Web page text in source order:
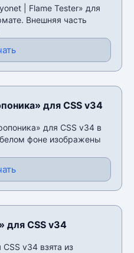
| Flame Tester» для
Внешняя часть
для CSS v34
для CSS v34 в
фоне изображены
для CSS v34
v34 взята из